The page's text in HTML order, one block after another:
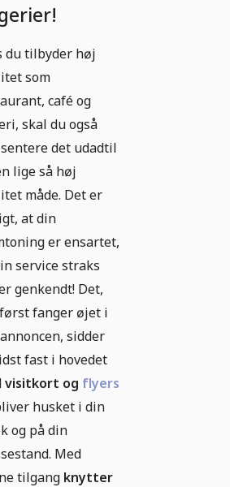
du tilbyder høj
som
café og
skal du også
det udadtil
lige så høj
måde. Det er
at din
er ensartet,
service straks
genkendt! Det,
fanger øjet i
sidder
fast i hovedet
visitkort og flyers
husket i din
og på din
Med
tilgang knytter